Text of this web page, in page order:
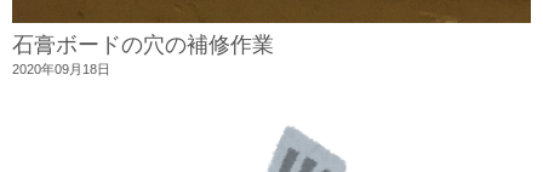
石膏ボードの穴の補修作業
2020年09月18日